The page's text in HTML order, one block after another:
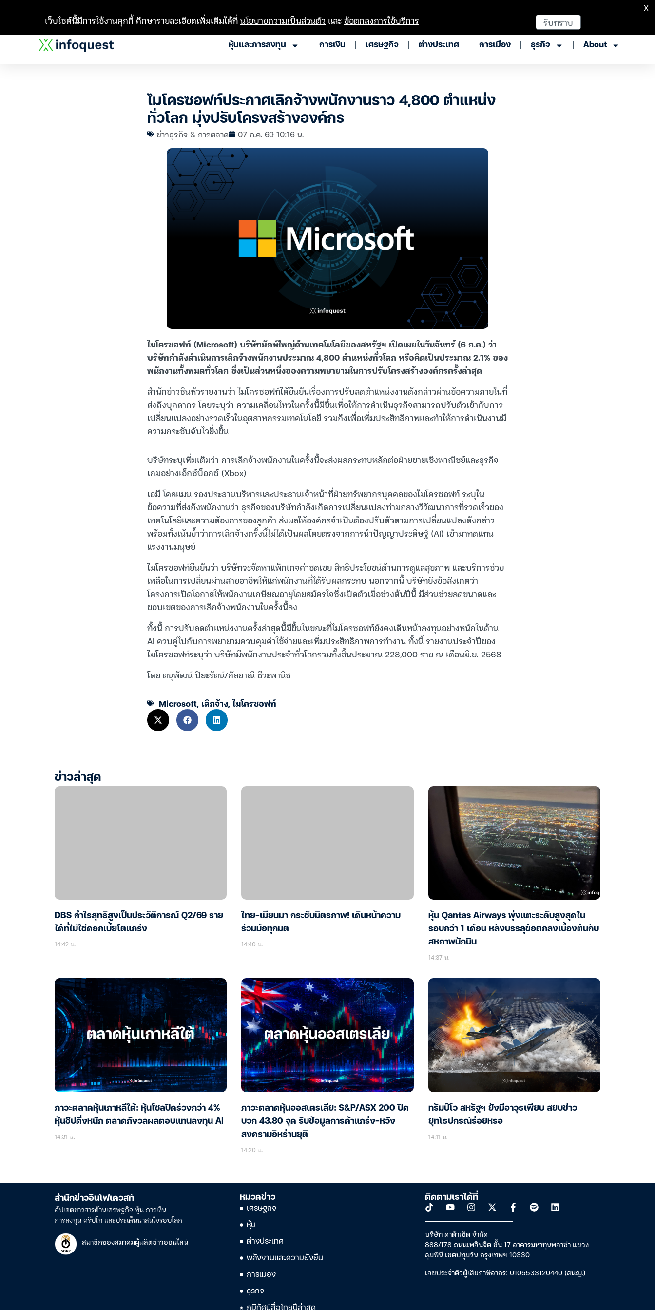
หุ้นและการลงทุน การเงิน เศรษฐกิจ ต่างประเทศ การเมือง ธุรกิจ About
ไมโครซอฟท์ประกาศเลิกจ้างพนักงานราว 4,800 ตำแหน่ง
ทั่วโลก มุ่งปรับโครงสร้างองค์กร
ข่าวธุรกิจ & การตลาด 07 ก.ค. 69 10:16 น.
ไมโครซอฟท์ (Microsoft) บริษัทยักษ์ใหญ่ด้านเทคโนโลยีของสหรัฐฯ เปิดเผยในวันจันทร์ (6 ก.ค.) ว่า
บริษัทกำลังดำเนินการเลิกจ้างพนักงานประมาณ 4,800 ตำแหน่งทั่วโลก หรือคิดเป็นประมาณ 2.1% ของ
พนักงานทั้งหมดทั่วโลก ซึ่งเป็นส่วนหนึ่งของความพยายามในการปรับโครงสร้างองค์กรครั้งล่าสุด
สำนักข่าวซินหัวรายงานว่า ไมโครซอฟท์ได้ยืนยันเรื่องการปรับลดตำแหน่งงานดังกล่าวผ่านข้อความภายในที่
ส่งถึงบุคลากร โดยระบุว่า ความเคลื่อนไหวในครั้งนี้มีขึ้นเพื่อให้การดำเนินธุรกิจสามารถปรับตัวเข้ากับการ
เปลี่ยนแปลงอย่างรวดเร็วในอุตสาหกรรมเทคโนโลยี รวมถึงเพื่อเพิ่มประสิทธิภาพและทำให้การดำเนินงานมี
ความกระชับฉับไวยิ่งขึ้น
บริษัทระบุเพิ่มเติมว่า การเลิกจ้างพนักงานในครั้งนี้จะส่งผลกระทบหลักต่อฝ่ายขายเชิงพาณิชย์และธุรกิจ
เกมอย่างเอ็กซ์บ็อกซ์ (Xbox)
เอมี โคลแมน รองประธานบริหารและประธานเจ้าหน้าที่ฝ่ายทรัพยากรบุคคลของไมโครซอฟท์ ระบุใน
ข้อความที่ส่งถึงพนักงานว่า ธุรกิจของบริษัทกำลังเกิดการเปลี่ยนแปลงท่ามกลางวิวัฒนาการที่รวดเร็วของ
เทคโนโลยีและความต้องการของลูกค้า ส่งผลให้องค์กรจำเป็นต้องปรับตัวตามการเปลี่ยนแปลงดังกล่าว
พร้อมทั้งเน้นย้ำว่าการเลิกจ้างครั้งนี้ไม่ได้เป็นผลโดยตรงจากการนำปัญญาประดิษฐ์ (AI) เข้ามาทดแทน
แรงงานมนุษย์
ไมโครซอฟท์ยืนยันว่า บริษัทจะจัดหาแพ็กเกจค่าชดเชย สิทธิประโยชน์ด้านการดูแลสุขภาพ และบริการช่วย
เหลือในการเปลี่ยนผ่านสายอาชีพให้แก่พนักงานที่ได้รับผลกระทบ นอกจากนี้ บริษัทยังข้อสังเกตว่า
โครงการเปิดโอกาสให้พนักงานเกษียณอายุโดยสมัครใจซึ่งเปิดตัวเมื่อช่วงต้นปีนี้ มีส่วนช่วยลดขนาดและ
ขอบเขตของการเลิกจ้างพนักงานในครั้งนี้ลง
ทั้งนี้ การปรับลดตำแหน่งงานครั้งล่าสุดนี้มีขึ้นในขณะที่ไมโครซอฟท์ยังคงเดินหน้าลงทุนอย่างหนักในด้าน
AI ควบคู่ไปกับการพยายามควบคุมค่าใช้จ่ายและเพิ่มประสิทธิภาพการทำงาน ทั้งนี้ รายงานประจำปีของ
ไมโครซอฟท์ระบุว่า บริษัทมีพนักงานประจำทั่วโลกรวมทั้งสิ้นประมาณ 228,000 ราย ณ เดือนมิ.ย. 2568
โดย ตนุพัฒน์ ปิยะรัตน์/กัลยาณี ชีวะพานิช
Microsoft, เลิกจ้าง,ไมโครซอฟท์
ข่าวล่าสุด
DBS กำไรสุทธิสูงเป็นประวัติการณ์ Q2/69 ราย
ได้ที่ไม่ใช่ดอกเบี้ยโตแกร่ง
14:42 น.
ไทย–เมียนมา กระชับมิตรภาพ! เดินหน้าความ
ร่วมมือทุกมิติ
14:40 น.
หุ้น Qantas Airways พุ่งแตะระดับสูงสุดใน
รอบกว่า 1 เดือน หลังบรรลุข้อตกลงเบื้องต้นกับ
สหภาพนักบิน
14:37 น.
ภาวะตลาดหุ้นเกาหลีใต้: หุ้นโซลปิดร่วงกว่า 4%
หุ้นชิปดิ่งหนัก ตลาดกังวลผลตอบแทนลงทุน AI
14:31 น.
ภาวะตลาดหุ้นออสเตรเลีย: S&P/ASX 200 ปิด
บวก 43.80 จุด รับข้อมูลการค้าแกร่ง-หวัง
สงครามอิหร่านยุติ
14:20 น.
ทรัมป์โว สหรัฐฯ ยังมีอาวุธเพียบ สยบข่าว
ยุทโธปกรณ์ร่อยหรอ
14:11 น.
สำนักข่าวอินโฟเควสท์
อัปเดตข่าวสารด้านเศรษฐกิจ หุ้น การเงิน
การลงทุน คริปโท และประเด็นน่าสนใจรอบโลก
สมาชิกของสมาคมผู้ผลิตข่าวออนไลน์
หมวดข่าว
เศรษฐกิจ
หุ้น
ต่างประเทศ
พลังงานและความยั่งยืน
การเมือง
ธุรกิจ
ภูมิทัศน์สื่อไทยปีล่าสุด
ติดตามเราได้ที่
บริษัท ดาต้าเซ็ต จำกัด
888/178 ถนนเพลินจิต ชั้น 17 อาคารมหาทุนพลาซ่า แขวง
ลุมพินี เขตปทุมวัน กรุงเทพฯ 10330
เลขประจำตัวผู้เสียภาษีอากร: 0105533120440 (สนญ.)
เว็บไซต์นี้มีการใช้งานคุกกี้ ศึกษารายละเอียดเพิ่มเติมได้ที่นโยบายความเป็นส่วนตัว และข้อตกลงการใช้บริการ รับทราบ
X